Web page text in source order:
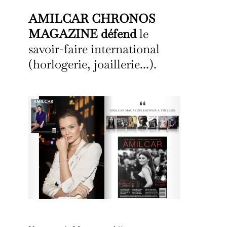
AMILCAR CHRONOS
MAGAZINE défendle
savoir-faire international
(horlogerie, joaillerie...).